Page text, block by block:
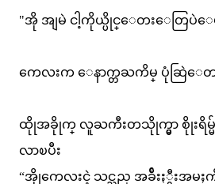
"အို အျမဲ ငါ့ကိုယ္ပိုင္ေတးေတြပဲေ
ကေလးက ေနာက္တႀကိမ္ ပုံဆြဲေ
ထိုုအခိုုက္ လူႀကီးတသိုုက္မွာ စိုုးရိမ္မ်
လာၿပီး
“အိုုကေလးငဲ့ သင္သည္ အခ်ီးႏွီးအမ